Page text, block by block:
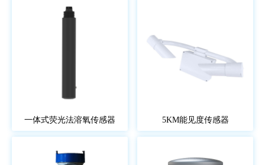
一体式荧光法溶氧传感器 5KM能见度传感器